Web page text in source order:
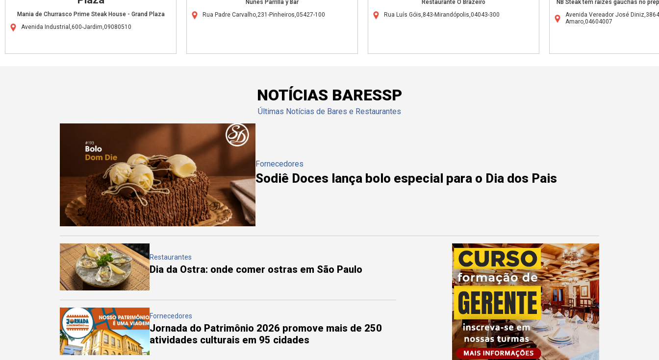
Mania de Churrasco Prime Steak House - Grand Plaza
Avenida Industrial,600-Jardim,09080510
Nunes Parrilla y Bar
Rua Padre Carvalho,231-Pinheiros,05427-100
Restaurante O Brazeiro
Rua Luís Góis,843-Mirandópolis,04043-300
NB Steak tem raízes gaúchas no
Avenida Vereador José
Amaro,04604007
NOTÍCIAS BARESSP
Últimas Notícias de Bares e Restaurantes
Fornecedores
Sodiê Doces lança bolo especial para o Dia dos Pais
Restaurantes
Dia da Ostra: onde comer ostras em São Paulo
Fornecedores
Jornada do Patrimônio 2026 promove mais de 250
atividades culturais em 95 cidades